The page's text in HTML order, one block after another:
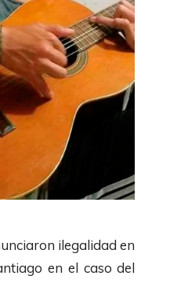
ilegalidad en
en el caso del